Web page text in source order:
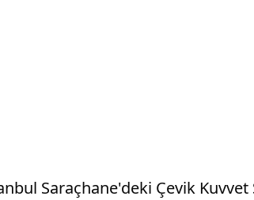
Saraçhane'deki Çevik